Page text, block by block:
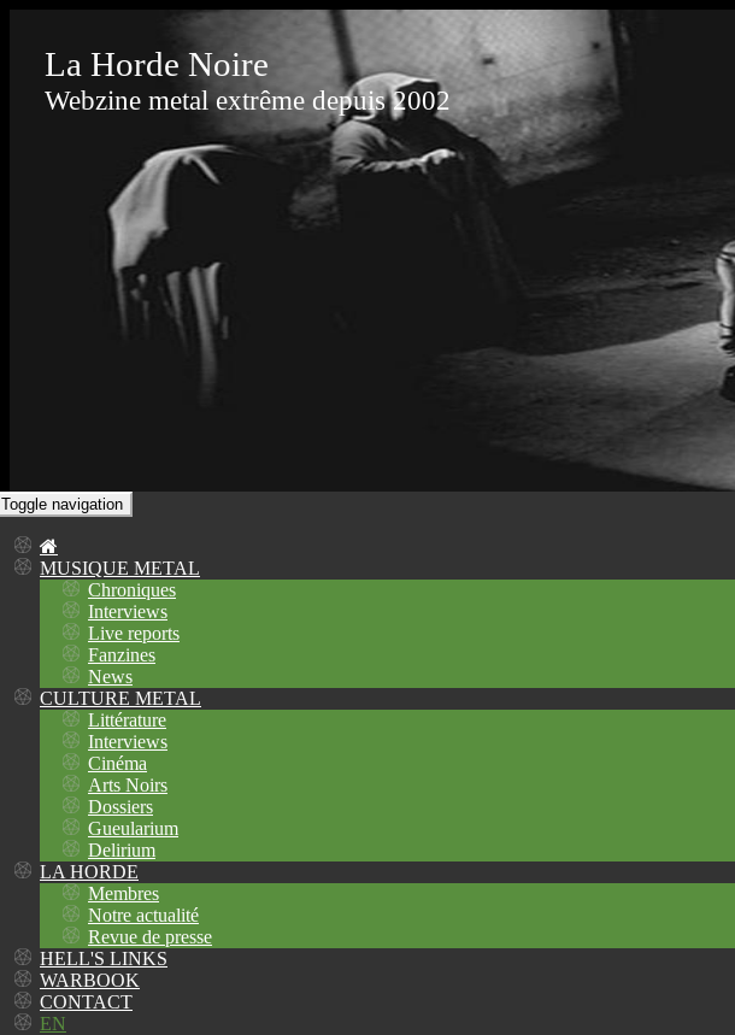
La Horde Noire
Webzine metal extrême depuis 2002
Toggle navigation
MUSIQUE METAL
Chroniques
Interviews
Live reports
Fanzines
News
CULTURE METAL
Littérature
Interviews
Cinéma
Arts Noirs
Dossiers
Gueularium
Delirium
LA HORDE
Membres
Notre actualité
Revue de presse
HELL'S LINKS
WARBOOK
CONTACT
EN